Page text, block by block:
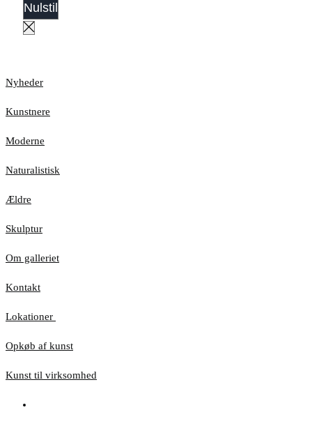
Nulstil
Nyheder
Kunstnere
Moderne
Naturalistisk
Ældre
Skulptur
Om galleriet
Kontakt
Lokationer
Opkøb af kunst
Kunst til virksomhed